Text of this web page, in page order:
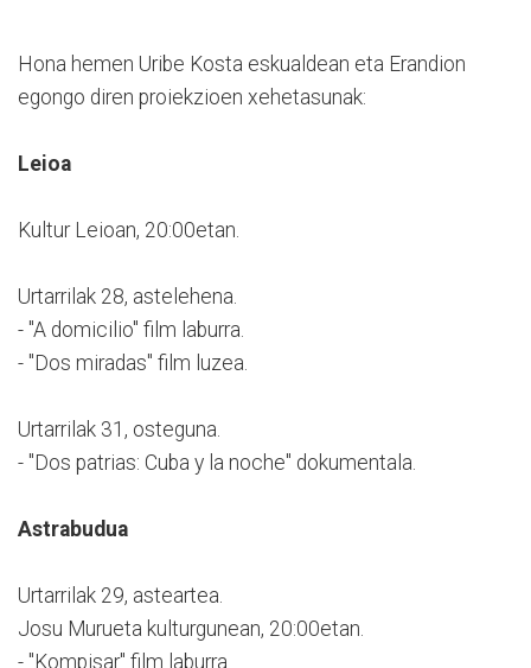
Hona hemen Uribe Kosta eskualdean eta Erandion
egongo diren proiekzioen xehetasunak:
Leioa
Kultur Leioan, 20:00etan.
Urtarrilak 28, astelehena.
- "A domicilio" film laburra.
- "Dos miradas" film luzea.
Urtarrilak 31, osteguna.
- "Dos patrias: Cuba y la noche" dokumentala.
Astrabudua
Urtarrilak 29, asteartea.
Josu Murueta kulturgunean, 20:00etan.
- "Kompisar" film laburra.